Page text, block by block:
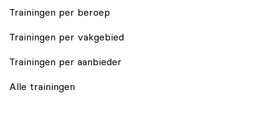
Trainingen per beroep
Trainingen per vakgebied
Trainingen per aanbieder
Alle trainingen